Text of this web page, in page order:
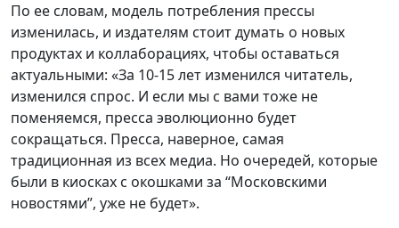
По ее словам, модель потребления прессы
изменилась, и издателям стоит думать о новых
продуктах и коллаборациях, чтобы оставаться
актуальными: «За 10-15 лет изменился читатель,
изменился спрос. И если мы с вами тоже не
поменяемся, пресса эволюционно будет
сокращаться. Пресса, наверное, самая
традиционная из всех медиа. Но очередей, которые
были в киосках с окошками за “Московскими
новостями”, уже не будет».